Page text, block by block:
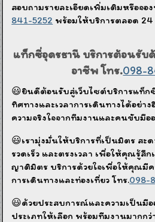
สอบถามรายละเอียดเพิ่มเติมหรือจอ
841-5252 พร้อมให้บริการตลอด 24
แท็กซี่อุดรธานี บริการต้อนรับ
อาชีพ โทร.098-
😃ยินดีต้อนรับสู่เว็บไซต์บริการแท็
ทิศทางและเวลาการเดินทางได้อย่า
ความจริงใจจากทีมงานและคนขับมือ
😃เรามุ่งมั่นให้บริการที่เป็นมิตร สะ
รวดเร็ว และตรงเวลา เพื่อให้คุณรู้สึ
ญาติมิตร บริการด้วยใจเพื่อให้คุณมี
การเดินทางและท่องเที่ยว โทร.098-
😃ด้วยประสบการณ์และความเป็นมื
ประเภทให้เลือก พร้อมทีมงานมาก